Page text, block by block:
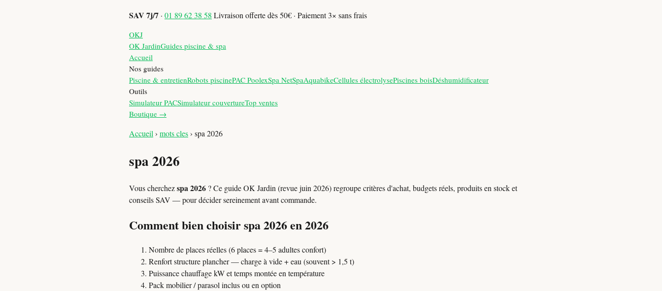
SAV 7j/7 · 01 89 62 38 58 Livraison offerte dès 50€ · Paiement 3× sans frais
OKJ
OK JardinGuides piscine & spa
Accueil
Nos guides
Piscine & entretienRobots piscinePAC PoolexSpa NetSpaAquabikeCellules électrolysePiscines boisDéshumidificateur
Outils
Simulateur PACSimulateur couvertureTop ventes
Boutique →
Accueil › mots cles› spa 2026
spa 2026
Vous cherchezspa 2026 ? Ce guide OK Jardin (revue juin 2026) regroupe critères d'achat, budgets réels, produits en stock et
conseils SAV — pour décider sereinement avant commande.
Comment bien choisir spa 2026 en 2026
Nombre de places réelles (6 places = 4–5 adultes confort)
Renfort structure plancher — charge à vide + eau (souvent > 1,5 t)
Puissance chauffage kW et temps montée en température
Pack mobilier / parasol inclus ou en option